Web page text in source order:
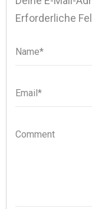
Erforderliche
Name*
Name
Email*
Email
Comment